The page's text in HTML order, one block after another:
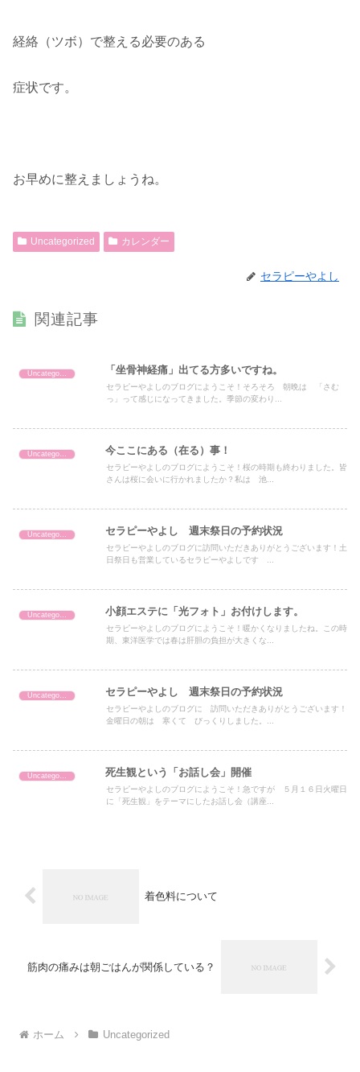
経絡（ツボ）で整える必要のある
症状です。
お早めに整えましょうね。
Uncategorized カレンダー
セラピーやよし
関連記事
Uncategorized 「坐骨神経痛」出てる方多いですね。
セラピーやよしのブログにようこそ！そろそろ 朝晩は 「さむ
っ」って感じになってきました。季節の変わり...
Uncategorized 今ここにある（在る）事！
セラピーやよしのブログにようこそ！桜の時期も終わりました。皆
さんは桜に会いに行かれましたか？私は 池...
Uncategorized セラピーやよし 週末祭日の予約状況
セラピーやよしのブログに訪問いただきありがとうございます！土
日祭日も営業しているセラピーやよしです ...
Uncategorized 小顔エステに「光フォト」お付けします。
セラピーやよしのブログにようこそ！暖かくなりましたね。この時
期、東洋医学では春は肝胆の負担が大きくな...
セラピーやよし 週末祭日の予約状況
セラピーやよしのブログに 訪問いただきありがとうございます！
金曜日の朝は 寒くて びっくりしました。...
死生観という「お話し会」開催
セラピーやよしのブログにようこそ！急ですが ５月１６日火曜日
に「死生観」をテーマにしたお話し会（講座...
着色料について
筋肉の痛みは朝ごはんが関係している？
ホーム Uncategorized